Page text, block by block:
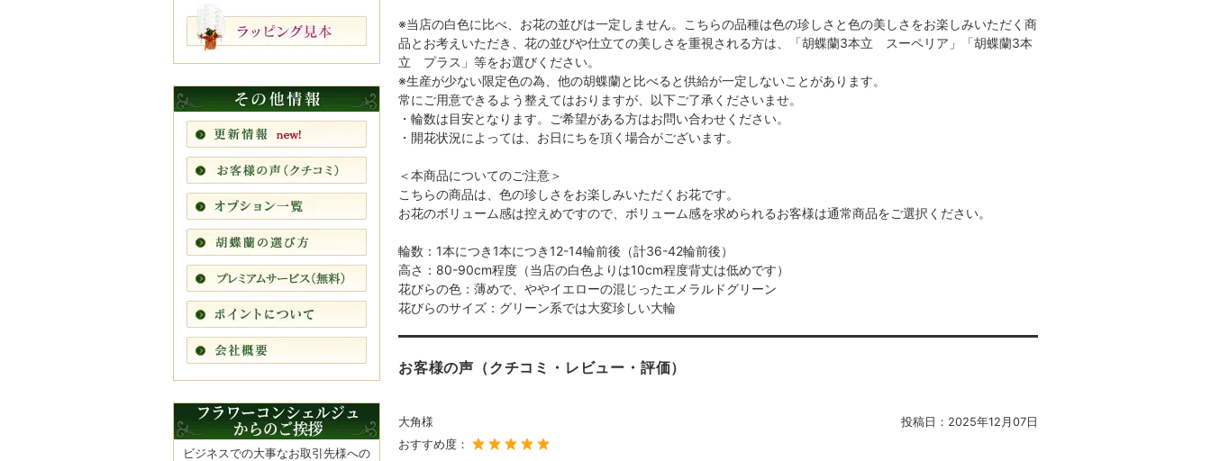
※当店の白色に比べ、お花の並びは一定しません。こちらの品種は色の珍しさと色の美しさをお楽しみいただく商
品とお考えいただき、花の並びや仕立ての美しさを重視される方は、「胡蝶蘭3本立 スーペリア」「胡蝶蘭3本
立 プラス」等をお選びください。
※生産が少ない限定色の為、他の胡蝶蘭と比べると供給が一定しないことがあります。
常にご用意できるよう整えてはおりますが、以下ご了承くださいませ。
・輪数は目安となります。ご希望がある方はお問い合わせください。
・開花状況によっては、お日にちを頂く場合がございます。
＜本商品についてのご注意＞
こちらの商品は、色の珍しさをお楽しみいただくお花です。
お花のボリューム感は控えめですので、ボリューム感を求められるお客様は通常商品をご選択ください。
輪数：1本につき1本につき12-14輪前後（計36-42輪前後）
高さ：80-90cm程度（当店の白色よりは10cm程度背丈は低めです）
花びらの色：薄めで、ややイエローの混じったエメラルドグリーン
花びらのサイズ：グリーン系では大変珍しい大輪
お客様の声（クチコミ・レビュー・評価）
大角様 投稿日： 2025年12月07日
おすすめ度：
ビジネスでの大事なお取引先様への